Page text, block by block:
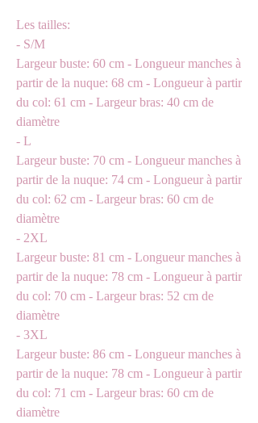
Les tailles:
- S/M
Largeur buste: 60 cm - Longueur manches à
partir de la nuque: 68 cm - Longueur à partir
du col: 61 cm - Largeur bras: 40 cm de
diamètre
- L
Largeur buste: 70 cm - Longueur manches à
partir de la nuque: 74 cm - Longueur à partir
du col: 62 cm - Largeur bras: 60 cm de
diamètre
- 2XL
Largeur buste: 81 cm - Longueur manches à
partir de la nuque: 78 cm - Longueur à partir
du col: 70 cm - Largeur bras: 52 cm de
diamètre
- 3XL
Largeur buste: 86 cm - Longueur manches à
partir de la nuque: 78 cm - Longueur à partir
du col: 71 cm - Largeur bras: 60 cm de
diamètre